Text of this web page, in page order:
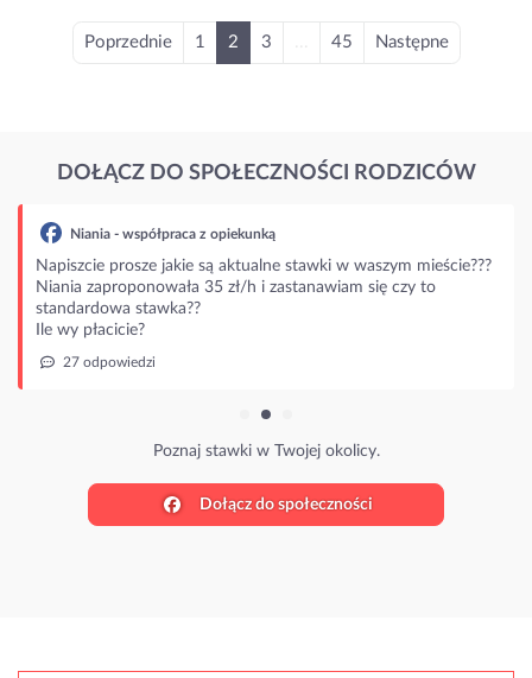
Poprzednie 1 2 3 45 Następne
DOŁĄCZ DO SPOŁECZNOŚCI RODZICÓW
Niania - współpraca z opiekunką
Napiszcie prosze jakie są aktualne stawki w waszym mieście???
Niania zaproponowała 35 zł/h i zastanawiam się czy to
standardowa stawka??
Ile wy płacicie?
27 odpowiedzi
Poznaj stawki w Twojej okolicy.
Dołącz do społeczności